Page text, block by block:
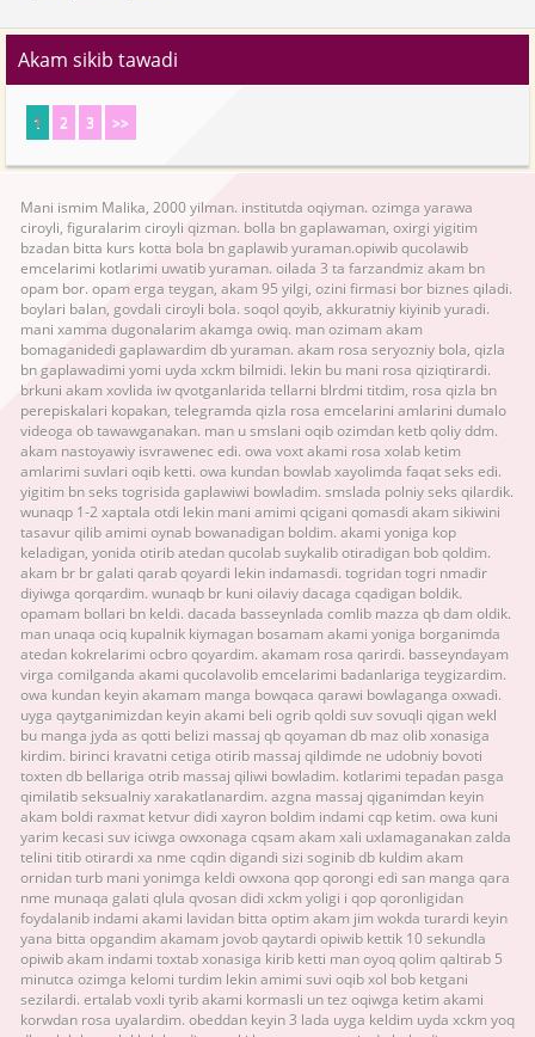
Akam sikib tawadi
1 2 3 >>
Mani ismim Malika, 2000 yilman. institutda oqiyman. ozimga yarawa
ciroyli, figuralarim ciroyli qizman. bolla bn gaplawaman, oxirgi yigitim
bzadan bitta kurs kotta bola bn gaplawib yuraman.opiwib qucolawib
emcelarimi kotlarimi uwatib yuraman. oilada 3 ta farzandmiz akam bn
opam bor. opam erga teygan, akam 95 yilgi, ozini firmasi bor biznes qiladi.
boylari balan, govdali ciroyli bola. soqol qoyib, akkuratniy kiyinib yuradi.
mani xamma dugonalarim akamga owiq. man ozimam akam
bomaganidedi gaplawardim db yuraman. akam rosa seryozniy bola, qizla
bn gaplawadimi yomi uyda xckm bilmidi. lekin bu mani rosa qiziqtirardi.
brkuni akam xovlida iw qvotganlarida tellarni blrdmi titdim, rosa qizla bn
perepiskalari kopakan, telegramda qizla rosa emcelarini amlarini dumalo
videoga ob tawawganakan. man u smslani oqib ozimdan ketb qoliy ddm.
akam nastoyawiy isvrawenec edi. owa voxt akami rosa xolab ketim
amlarimi suvlari oqib ketti. owa kundan bowlab xayolimda faqat seks edi.
yigitim bn seks togrisida gaplawiwi bowladim. smslada polniy seks qilardik.
wunaqp 1-2 xaptala otdi lekin mani amimi qcigani qomasdi akam sikiwini
tasavur qilib amimi oynab bowanadigan boldim. akami yoniga kop
keladigan, yonida otirib atedan qucolab suykalib otiradigan bob qoldim.
akam br br galati qarab qoyardi lekin indamasdi. togridan togri nmadir
diyiwga qorqardim. wunaqb br kuni oilaviy dacaga cqadigan boldik.
opamam bollari bn keldi. dacada basseynlada comlib mazza qb dam oldik.
man unaqa ociq kupalnik kiymagan bosamam akami yoniga borganimda
atedan kokrelarimi ocbro qoyardim. akamam rosa qarirdi. basseyndayam
virga comilganda akami qucolavolib emcelarimi badanlariga teygizardim.
owa kundan keyin akamam manga bowqaca qarawi bowlaganga oxwadi.
uyga qaytganimizdan keyin akami beli ogrib qoldi suv sovuqli qigan wekl
bu manga jyda as qotti belizi massaj qb qoyaman db maz olib xonasiga
kirdim. birinci kravatni cetiga otirib massaj qildimde ne udobniy bovoti
toxten db bellariga otrib massaj qiliwi bowladim. kotlarimi tepadan pasga
qimilatib seksualniy xarakatlanardim. azgna massaj qiganimdan keyin
akam boldi raxmat ketvur didi xayron boldim indami cqp ketim. owa kuni
yarim kecasi suv iciwga owxonaga cqsam akam xali uxlamaganakan zalda
telini titib otirardi xa nme cqdin digandi sizi soginib db kuldim akam
ornidan turb mani yonimga keldi owxona qop qorongi edi san manga qara
nme munaqa galati qlula qvosan didi xckm yoligi i qop qoronligidan
foydalanib indami akami lavidan bitta optim akam jim wokda turardi keyin
yana bitta opgandim akamam jovob qaytardi opiwib kettik 10 sekundla
opiwib akam indami toxtab xonasiga kirib ketti man oyoq qolim qaltirab 5
minutca ozimga kelomi turdim lekin amimi suvi oqib xol bob ketgani
sezilardi. ertalab voxli tyrib akami kormasli un tez oqiwga ketim akami
korwdan rosa uyalardim. obeddan keyin 3 lada uyga keldim uyda xckm yoq